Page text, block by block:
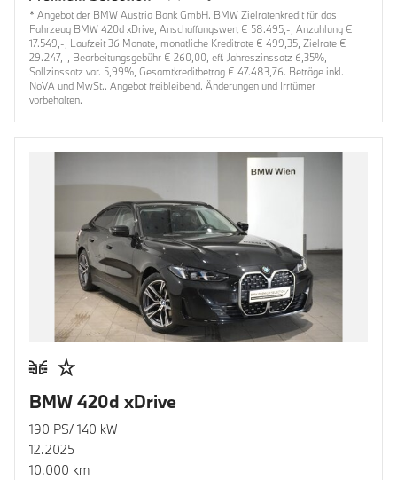
* Angebot der BMW Austria Bank GmbH. BMW Zielratenkredit für das
Fahrzeug BMW 420d xDrive, Anschaffungswert € 58.495,-, Anzahlung €
17.549,-, Laufzeit 36 Monate, monatliche Kreditrate € 499,35, Zielrate €
29.247,-, Bearbeitungsgebühr € 260,00, eff. Jahreszinssatz 6,35%,
Sollzinssatz var. 5,99%, Gesamtkreditbetrag € 47.483,76. Beträge inkl.
NoVA und MwSt.. Angebot freibleibend. Änderungen und Irrtümer
vorbehalten.
BMW 420d xDrive
190 PS/ 140 kW
12.2025
10.000 km